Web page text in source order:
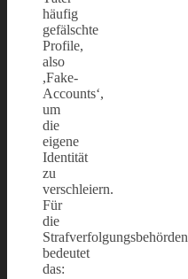
häufig
gefälschte
Profile,
also
,Fake-
Accounts‘,
um
die
eigene
Identität
zu
verschleiern.
Für
die
Strafverfolgungsbehörden
bedeutet
das: